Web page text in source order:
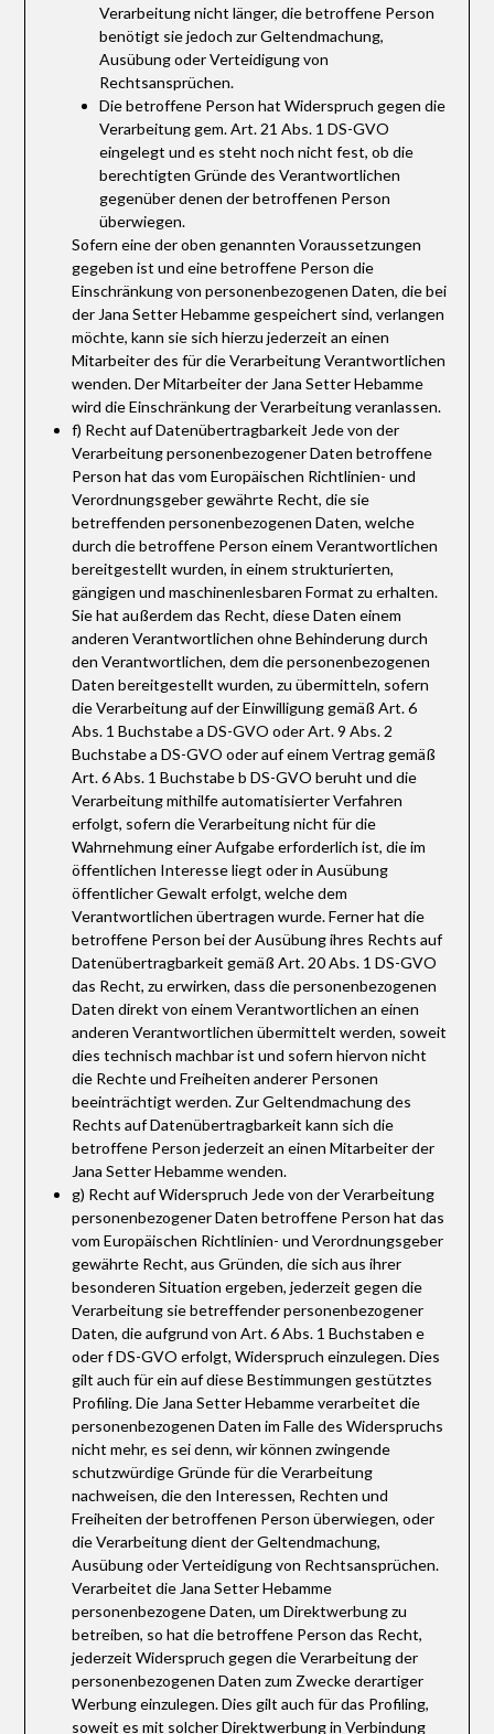
Verarbeitung nicht länger, die betroffene Person
benötigt sie jedoch zur Geltendmachung,
Ausübung oder Verteidigung von
Rechtsansprüchen.
Die betroffene Person hat Widerspruch gegen die
Verarbeitung gem. Art. 21 Abs. 1 DS-GVO
eingelegt und es steht noch nicht fest, ob die
berechtigten Gründe des Verantwortlichen
gegenüber denen der betroffenen Person
überwiegen.
Sofern eine der oben genannten Voraussetzungen
gegeben ist und eine betroffene Person die
Einschränkung von personenbezogenen Daten, die bei
der Jana Setter Hebamme gespeichert sind, verlangen
möchte, kann sie sich hierzu jederzeit an einen
Mitarbeiter des für die Verarbeitung Verantwortlichen
wenden. Der Mitarbeiter der Jana Setter Hebamme
wird die Einschränkung der Verarbeitung veranlassen.
f) Recht auf Datenübertragbarkeit Jede von der
Verarbeitung personenbezogener Daten betroffene
Person hat das vom Europäischen Richtlinien- und
Verordnungsgeber gewährte Recht, die sie
betreffenden personenbezogenen Daten, welche
durch die betroffene Person einem Verantwortlichen
bereitgestellt wurden, in einem strukturierten,
gängigen und maschinenlesbaren Format zu erhalten.
Sie hat außerdem das Recht, diese Daten einem
anderen Verantwortlichen ohne Behinderung durch
den Verantwortlichen, dem die personenbezogenen
Daten bereitgestellt wurden, zu übermitteln, sofern
die Verarbeitung auf der Einwilligung gemäß Art. 6
Abs. 1 Buchstabe a DS-GVO oder Art. 9 Abs. 2
Buchstabe a DS-GVO oder auf einem Vertrag gemäß
Art. 6 Abs. 1 Buchstabe b DS-GVO beruht und die
Verarbeitung mithilfe automatisierter Verfahren
erfolgt, sofern die Verarbeitung nicht für die
Wahrnehmung einer Aufgabe erforderlich ist, die im
öffentlichen Interesse liegt oder in Ausübung
öffentlicher Gewalt erfolgt, welche dem
Verantwortlichen übertragen wurde. Ferner hat die
betroffene Person bei der Ausübung ihres Rechts auf
Datenübertragbarkeit gemäß Art. 20 Abs. 1 DS-GVO
das Recht, zu erwirken, dass die personenbezogenen
Daten direkt von einem Verantwortlichen an einen
anderen Verantwortlichen übermittelt werden, soweit
dies technisch machbar ist und sofern hiervon nicht
die Rechte und Freiheiten anderer Personen
beeinträchtigt werden. Zur Geltendmachung des
Rechts auf Datenübertragbarkeit kann sich die
betroffene Person jederzeit an einen Mitarbeiter der
Jana Setter Hebamme wenden.
g) Recht auf Widerspruch Jede von der Verarbeitung
personenbezogener Daten betroffene Person hat das
vom Europäischen Richtlinien- und Verordnungsgeber
gewährte Recht, aus Gründen, die sich aus ihrer
besonderen Situation ergeben, jederzeit gegen die
Verarbeitung sie betreffender personenbezogener
Daten, die aufgrund von Art. 6 Abs. 1 Buchstaben e
oder f DS-GVO erfolgt, Widerspruch einzulegen. Dies
gilt auch für ein auf diese Bestimmungen gestütztes
Profiling. Die Jana Setter Hebamme verarbeitet die
personenbezogenen Daten im Falle des Widerspruchs
nicht mehr, es sei denn, wir können zwingende
schutzwürdige Gründe für die Verarbeitung
nachweisen, die den Interessen, Rechten und
Freiheiten der betroffenen Person überwiegen, oder
die Verarbeitung dient der Geltendmachung,
Ausübung oder Verteidigung von Rechtsansprüchen.
Verarbeitet die Jana Setter Hebamme
personenbezogene Daten, um Direktwerbung zu
betreiben, so hat die betroffene Person das Recht,
jederzeit Widerspruch gegen die Verarbeitung der
personenbezogenen Daten zum Zwecke derartiger
Werbung einzulegen. Dies gilt auch für das Profiling,
soweit es mit solcher Direktwerbung in Verbindung